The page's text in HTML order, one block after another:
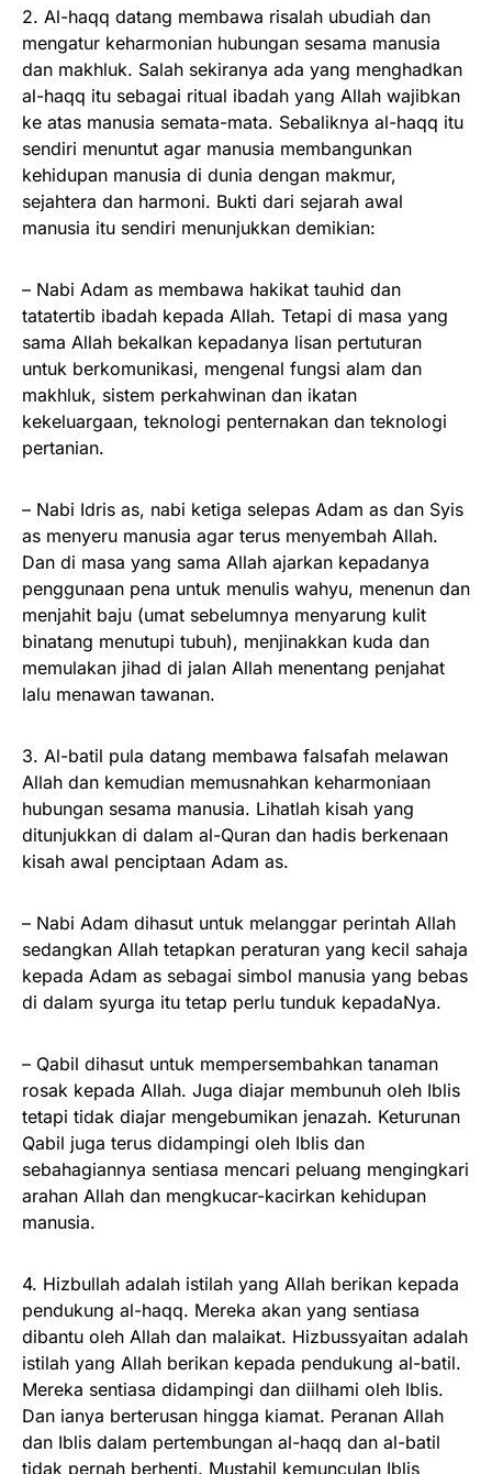
2. Al-haqq datang membawa risalah ubudiah dan
mengatur keharmonian hubungan sesama manusia
dan makhluk. Salah sekiranya ada yang menghadkan
al-haqq itu sebagai ritual ibadah yang Allah wajibkan
ke atas manusia semata-mata. Sebaliknya al-haqq itu
sendiri menuntut agar manusia membangunkan
kehidupan manusia di dunia dengan makmur,
sejahtera dan harmoni. Bukti dari sejarah awal
manusia itu sendiri menunjukkan demikian:
– Nabi Adam as membawa hakikat tauhid dan
tatatertib ibadah kepada Allah. Tetapi di masa yang
sama Allah bekalkan kepadanya lisan pertuturan
untuk berkomunikasi, mengenal fungsi alam dan
makhluk, sistem perkahwinan dan ikatan
kekeluargaan, teknologi penternakan dan teknologi
pertanian.
– Nabi Idris as, nabi ketiga selepas Adam as dan Syis
as menyeru manusia agar terus menyembah Allah.
Dan di masa yang sama Allah ajarkan kepadanya
penggunaan pena untuk menulis wahyu, menenun dan
menjahit baju (umat sebelumnya menyarung kulit
binatang menutupi tubuh), menjinakkan kuda dan
memulakan jihad di jalan Allah menentang penjahat
lalu menawan tawanan.
3. Al-batil pula datang membawa falsafah melawan
Allah dan kemudian memusnahkan keharmoniaan
hubungan sesama manusia. Lihatlah kisah yang
ditunjukkan di dalam al-Quran dan hadis berkenaan
kisah awal penciptaan Adam as.
– Nabi Adam dihasut untuk melanggar perintah Allah
sedangkan Allah tetapkan peraturan yang kecil sahaja
kepada Adam as sebagai simbol manusia yang bebas
di dalam syurga itu tetap perlu tunduk kepadaNya.
– Qabil dihasut untuk mempersembahkan tanaman
rosak kepada Allah. Juga diajar membunuh oleh Iblis
tetapi tidak diajar mengebumikan jenazah. Keturunan
Qabil juga terus didampingi oleh Iblis dan
sebahagiannya sentiasa mencari peluang mengingkari
arahan Allah dan mengkucar-kacirkan kehidupan
manusia.
4. Hizbullah adalah istilah yang Allah berikan kepada
pendukung al-haqq. Mereka akan yang sentiasa
dibantu oleh Allah dan malaikat. Hizbussyaitan adalah
istilah yang Allah berikan kepada pendukung al-batil.
Mereka sentiasa didampingi dan diilhami oleh Iblis.
Dan ianya berterusan hingga kiamat. Peranan Allah
dan Iblis dalam pertembungan al-haqq dan al-batil
tidak pernah berhenti. Mustahil kemunculan Iblis